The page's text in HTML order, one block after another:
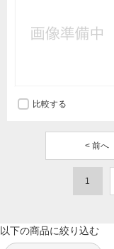
比較する
< 前へ
1
以下の商品に絞り込む